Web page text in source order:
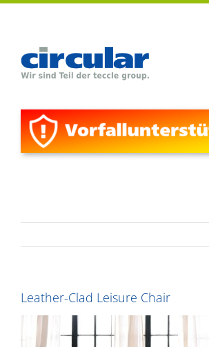
Zum
Home
Services
Karriere
Kontakt
Leather-Clad Leisure Chair